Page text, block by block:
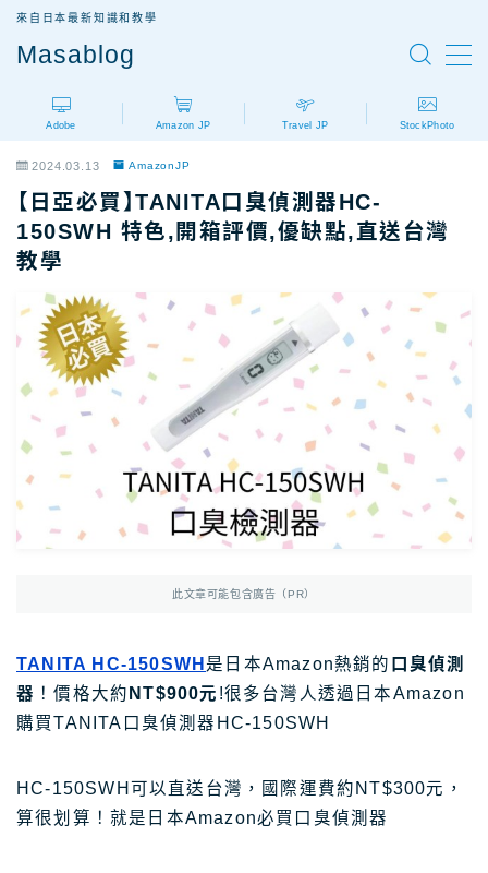
Masablog
來自日本最新知識和教學
AdobeCC｜學生優惠
AdobeCC｜續約優惠？
AdobeCC｜企業版
Photoshop價格
Illustrator價格
Premiere價格
Acrobat Pro價格
Photoshop Photoshop教學
AmazonJP
日亞｜最新優惠
日亞｜必買2025
日本樂天｜最新優惠
日本轉運推薦Rakuten Global教學
Adobe Amazon JP Travel JP StockPhoto
2024.03.13 AmazonJP
【日亞必買】TANITA口臭偵測器HC-
150SWH 特色,開箱評價,優缺點,直送台灣
教學
此文章可能包含廣告（PR）
TANITA HC-150SWH 是日本Amazon熱銷的 口臭偵測
器 ！價格大約 NT$900元 !很多台灣人透過日本Amazon
購買TANITA口臭偵測器HC-150SWH
HC-150SWH可以直送台灣，國際運費約NT$300元，
算很划算！就是日本Amazon必買口臭偵測器